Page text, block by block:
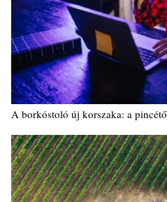
A borkóstoló új korszaka: a